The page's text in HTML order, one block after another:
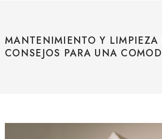
MANTENIMIENTO Y
CONSEJOS PARA UNA